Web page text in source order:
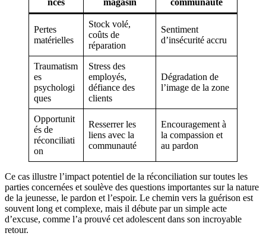
nces magasin communauté
Pertes
matérielles
Stock volé,
coûts de
réparation
Sentiment
d’insécurité accru
Traumatism
es
psychologi
ques
Stress des
employés,
défiance des
clients
Dégradation de
l’image de la zone
Opportunit
és de
réconciliati
on
Resserrer les
liens avec la
communauté
Encouragement à
la compassion et
au pardon
Ce cas illustre l’impact potentiel de la réconciliation sur toutes les
parties concernées et soulève des questions importantes sur la nature
de la jeunesse, le pardon et l’espoir. Le chemin vers la guérison est
souvent long et complexe, mais il débute par un simple acte
d’excuse, comme l’a prouvé cet adolescent dans son incroyable
retour.